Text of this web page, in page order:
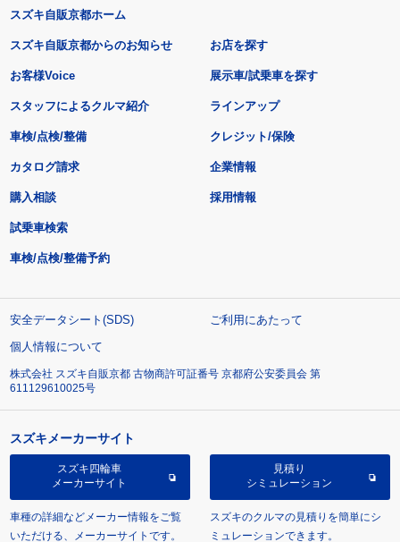
スズキ自販京都ホーム
スズキ自販京都からのお知らせ
お客様Voice
スタッフによるクルマ紹介
お店を探す
展示車/試乗車を探す
ラインアップ
車検/点検/整備 クレジット/保険
カタログ請求
購入相談
試乗車検索
車検/点検/整備予約
企業情報
採用情報
安全データシート(SDS)
ご利用にあたって
個人情報について
株式会社 スズキ自販京都 古物商許可証番号 京都府公安委員会 第
611129610025号
スズキメーカーサイト
スズキ四輪車
メーカーサイト
車種の詳細などメーカー情報をご覧
いただける、メーカーサイトです。
見積り
シミュレーション
スズキのクルマの見積りを簡単にシ
ミュレーションできます。